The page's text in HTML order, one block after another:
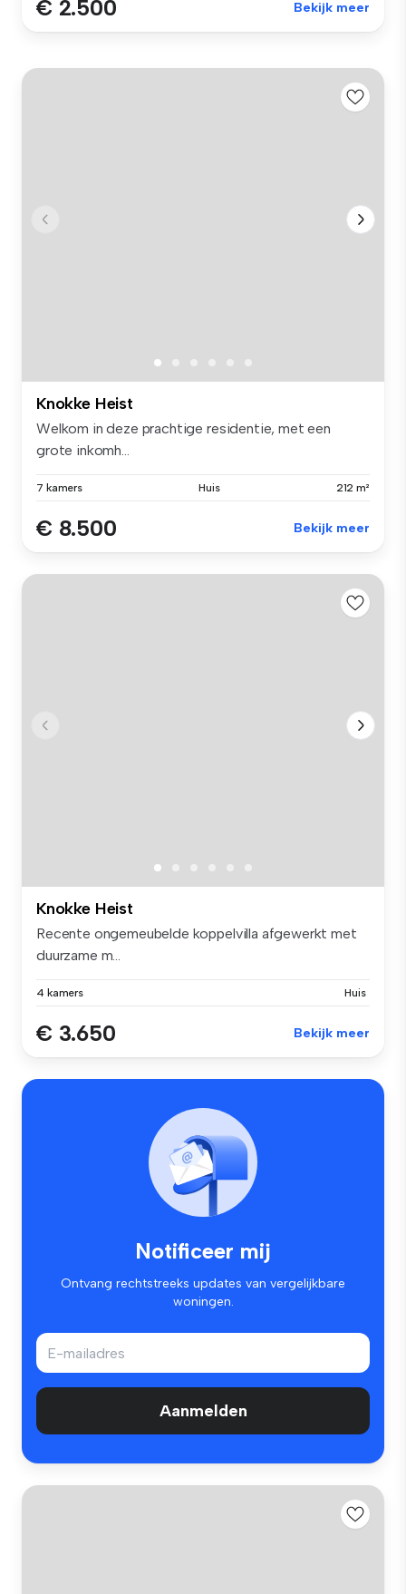
€ 2.500 Bekijk meer
Knokke Heist
Welkom in deze prachtige residentie, met een
grote inkomh...
7 kamers Huis 212 m²
€ 8.500 Bekijk meer
Knokke Heist
Recente ongemeubelde koppelvilla afgewerkt met
duurzame m...
4 kamers Huis
€ 3.650 Bekijk meer
Notificeer mij
Ontvang rechtstreeks updates van vergelijkbare
woningen.
Aanmelden